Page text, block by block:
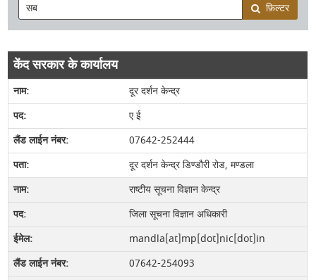
फ़िल्टर
केंद सरकार के कार्यालय
दूर दर्शन केन्द्र
ए ई
07642-252444
दूर दर्शन केन्द्र डिण्‍डौरी रोड, मण्‍डला
राष्टीय सूचना विज्ञान केन्द्र
जिला सूचना विज्ञान अधिकारी
mandla[at]mp[dot]nic[dot]in
07642-254093